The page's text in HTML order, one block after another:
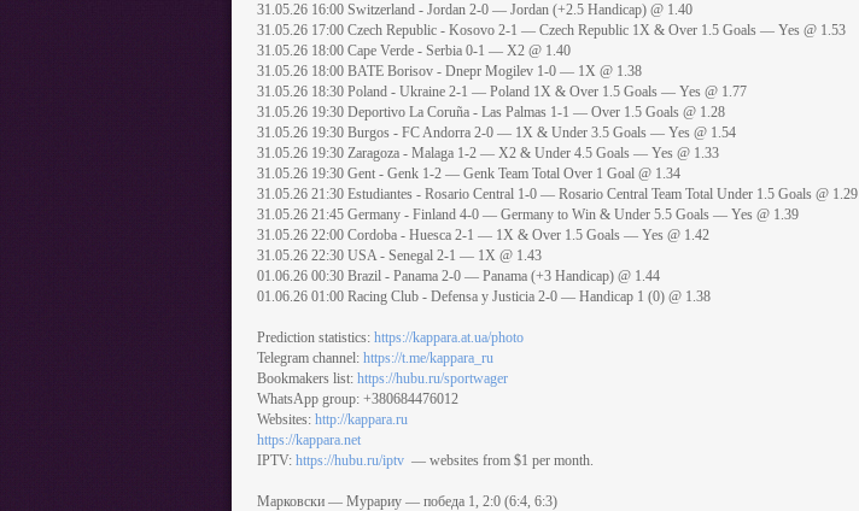
31.05.26 16:00 Switzerland - Jordan 2-0 — Jordan (+2.5 Handicap) @ 1.40
31.05.26 17:00 Czech Republic - Kosovo 2-1 — Czech Republic 1X & Over 1.5 Goals — Yes @ 1.53
31.05.26 18:00 Cape Verde - Serbia 0-1 — X2 @ 1.40
31.05.26 18:00 BATE Borisov - Dnepr Mogilev 1-0 — 1X @ 1.38
31.05.26 18:30 Poland - Ukraine 2-1 — Poland 1X & Over 1.5 Goals — Yes @ 1.77
31.05.26 19:30 Deportivo La Coruña - Las Palmas 1-1 — Over 1.5 Goals @ 1.28
31.05.26 19:30 Burgos - FC Andorra 2-0 — 1X & Under 3.5 Goals — Yes @ 1.54
31.05.26 19:30 Zaragoza - Malaga 1-2 — X2 & Under 4.5 Goals — Yes @ 1.33
31.05.26 19:30 Gent - Genk 1-2 — Genk Team Total Over 1 Goal @ 1.34
31.05.26 21:30 Estudiantes - Rosario Central 1-0 — Rosario Central Team Total Under 1.5 Goals @ 1.29
31.05.26 21:45 Germany - Finland 4-0 — Germany to Win & Under 5.5 Goals — Yes @ 1.39
31.05.26 22:00 Cordoba - Huesca 2-1 — 1X & Over 1.5 Goals — Yes @ 1.42
31.05.26 22:30 USA - Senegal 2-1 — 1X @ 1.43
01.06.26 00:30 Brazil - Panama 2-0 — Panama (+3 Handicap) @ 1.44
01.06.26 01:00 Racing Club - Defensa y Justicia 2-0 — Handicap 1 (0) @ 1.38
Prediction statistics: https://kappara.at.ua/photo
Telegram channel: https://t.me/kappara_ru
Bookmakers list: https://hubu.ru/sportwager
WhatsApp group: +380684476012
Websites: http://kappara.ru
https://kappara.net
IPTV: https://hubu.ru/iptv — websites from $1 per month.
Марковски — Мурариу — победа 1, 2:0 (6:4, 6:3)